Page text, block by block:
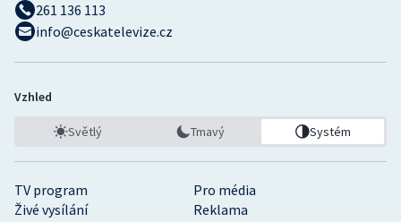
TV program
Pro média
Živé vysílání
Reklama
261 136 113
info@ceskatelevize.cz
Vzhled
Světlý Tmavý Systém